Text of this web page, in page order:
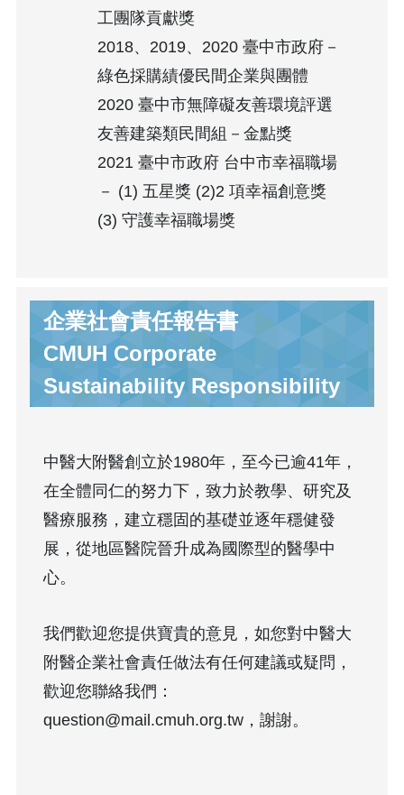
工團隊貢獻獎
2018、2019、2020 臺中市政府－
綠色採購績優民間企業與團體
2020 臺中市無障礙友善環境評選
友善建築類民間組－金點獎
2021 臺中市政府 台中市幸福職場
－ (1) 五星獎 (2)2 項幸福創意獎
(3) 守護幸福職場獎
企業社會責任報告書
CMUH Corporate
Sustainability Responsibility
中醫大附醫創立於1980年，至今已逾41年，
在全體同仁的努力下，致力於教學、研究及
醫療服務，建立穩固的基礎並逐年穩健發
展，從地區醫院晉升成為國際型的醫學中
心。
我們歡迎您提供寶貴的意見，如您對中醫大
附醫企業社會責任做法有任何建議或疑問，
歡迎您聯絡我們：
question@mail.cmuh.org.tw，謝謝。